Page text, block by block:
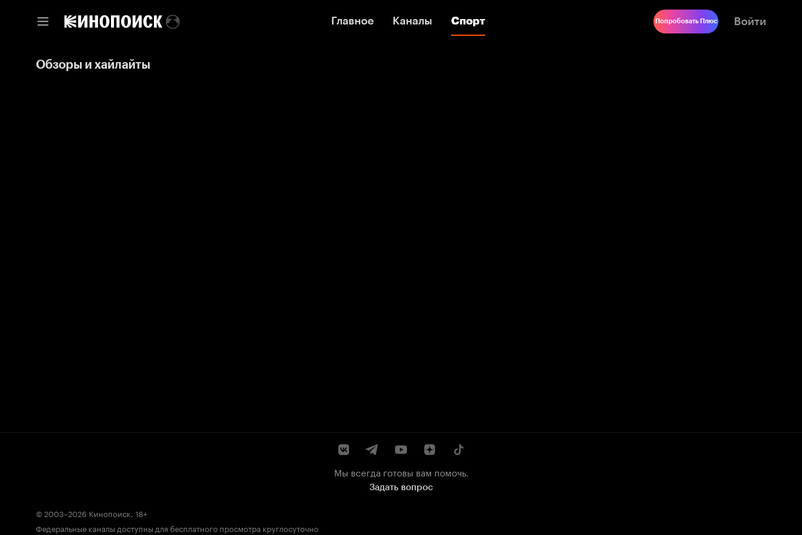
Главное Каналы Спорт
Главное Каналы Спорт Попробовать Плюс Войти
Обзоры и хайлайты
Мы всегда готовы вам помочь.
Задать вопрос
© 2003–2026 Кинопоиск. 18+
Федеральные каналы доступны для бесплатного просмотра круглосуточно